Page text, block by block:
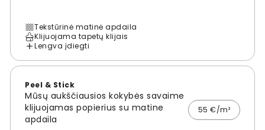
Tekstūrinė matinė apdaila
Klijuojama tapetų klijais
Lengva įdiegti
Peel & Stick
Mūsų aukščiausios kokybės savaime
klijuojamas popierius su matine
apdaila
55 €/m²